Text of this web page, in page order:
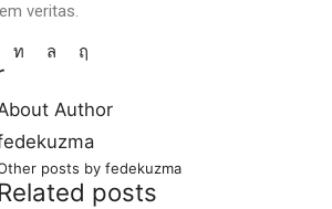
veritas.
Author
posts by fedekuzma
Related posts